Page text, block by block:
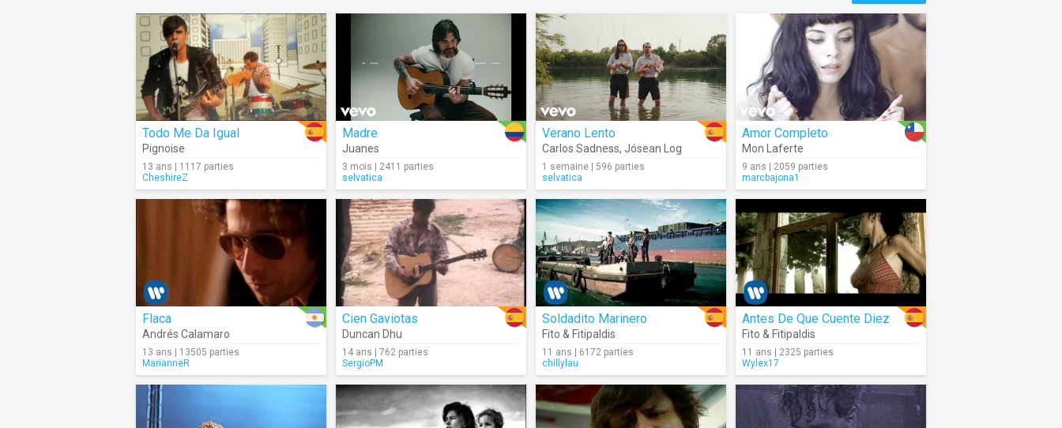
Todo Me Da Igual
Pignoise
13 ans | 1117 parties
CheshireZ
Madre
Juanes
3 mois | 2411 parties
selvatica
Verano Lento
Carlos Sadness, Jósean Log
1 semaine | 596 parties
selvatica
Amor Completo
Mon Laferte
9 ans | 2059 parties
marcbajona1
Flaca
Andrés Calamaro
13 ans | 13505 parties
MarianneR
Cien Gaviotas
Duncan Dhu
14 ans | 762 parties
SergioPM
Soldadito Marinero
Fito & Fitipaldis
11 ans | 6172 parties
chillylau
Antes De Que Cuente Diez
Fito & Fitipaldis
11 ans | 2325 parties
Wylex17